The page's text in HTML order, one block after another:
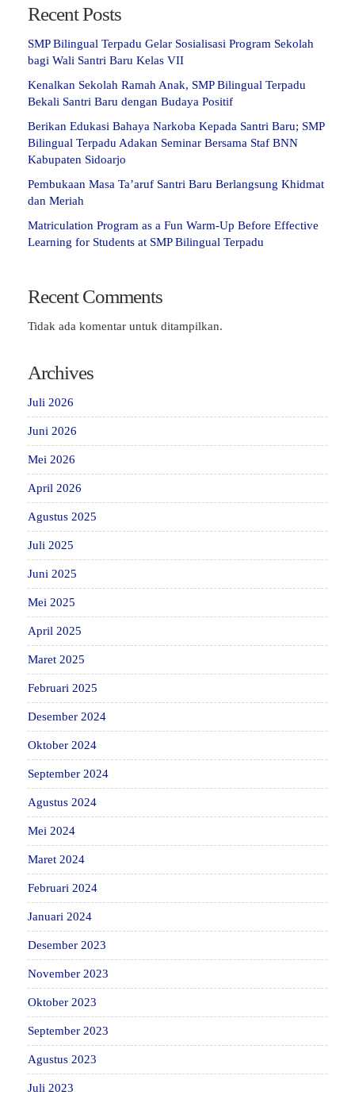
Recent Posts
SMP Bilingual Terpadu Gelar Sosialisasi Program Sekolah
bagi Wali Santri Baru Kelas VII
Kenalkan Sekolah Ramah Anak, SMP Bilingual Terpadu
Bekali Santri Baru dengan Budaya Positif
Berikan Edukasi Bahaya Narkoba Kepada Santri Baru; SMP
Bilingual Terpadu Adakan Seminar Bersama Staf BNN
Kabupaten Sidoarjo
Pembukaan Masa Ta’aruf Santri Baru Berlangsung Khidmat
dan Meriah
Matriculation Program as a Fun Warm-Up Before Effective
Learning for Students at SMP Bilingual Terpadu
Recent Comments
Tidak ada komentar untuk ditampilkan.
Archives
Juli 2026
Juni 2026
Mei 2026
April 2026
Agustus 2025
Juli 2025
Juni 2025
Mei 2025
April 2025
Maret 2025
Februari 2025
Desember 2024
Oktober 2024
September 2024
Agustus 2024
Mei 2024
Maret 2024
Februari 2024
Januari 2024
Desember 2023
November 2023
Oktober 2023
September 2023
Agustus 2023
Juli 2023